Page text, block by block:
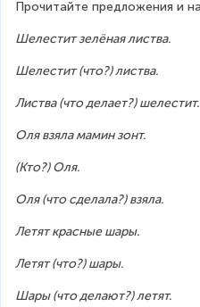
Прочитайте предложения и
Шелестит зелёная листва.
Шелестит (что?) листва.
Листва (что делает?) шелестит.
Оля взяла мамин зонт.
(Кто?) Оля.
Оля (что сделала?) взяла.
Летят красные шары.
Летят (что?) шары.
Шары (что делают?) летят.